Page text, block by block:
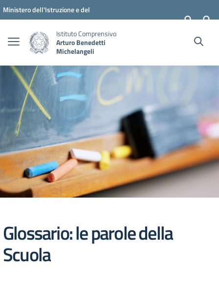
Vai ai contenuti
Vai al menu di navigazione
Vai al footer
Ministero dell'Istruzione e del
Istituto Comprensivo
Arturo Benedetti
Michelangeli
Glossario: le parole della
Scuola